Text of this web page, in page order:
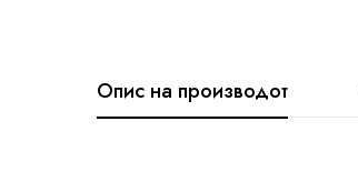
Опис на производот